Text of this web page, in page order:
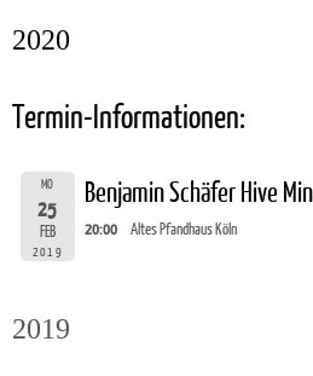
2020
Termin-Informationen:
MO
25
FEB
2019
Benjamin Schäfer Hive
20:00 Altes Pfandhaus Köln
2019